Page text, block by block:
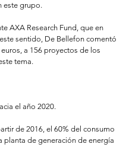
este grupo.
AXA Research Fund, que en
sentido, De Bellefon comentó
a 156 proyectos de los
tema.
el año 2020.
de 2016, el 60% del consumo
planta de generación de energía